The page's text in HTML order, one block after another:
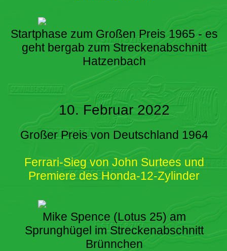
Startphase zum Großen Preis 1965 - es
geht bergab zum Streckenabschnitt
Hatzenbach
10. Februar 2022
Großer Preis von Deutschland 1964
Ferrari-Sieg von John Surtees und
Premiere des Honda-12-Zylinder
Mike Spence (Lotus 25) am
Sprunghügel im Streckenabschnitt
Brünnchen